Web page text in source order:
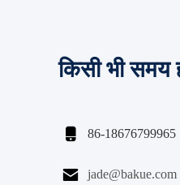
किसी भी
 86-18676799965
 jade@bakue.com